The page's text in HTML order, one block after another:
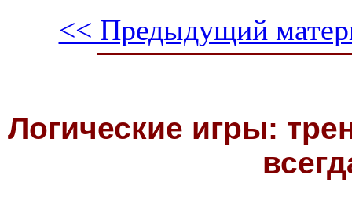
<< Предыдущий
Логические игры: